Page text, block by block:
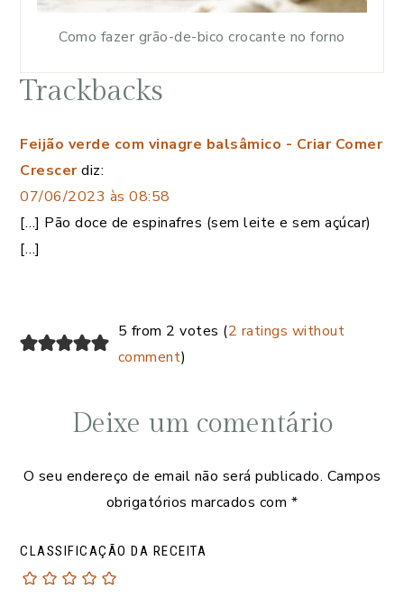
Como fazer grão-de-bico crocante no forno
Trackbacks
Feijão verde com vinagre balsâmico - Criar Comer
Crescer diz:
07/06/2023 às 08:58
[…] Pão doce de espinafres (sem leite e sem açúcar)
[…]
5 from 2 votes (2 ratings without
comment)
Deixe um comentário
O seu endereço de email não será publicado. Campos
obrigatórios marcados com *
CLASSIFICAÇÃO DA RECEITA